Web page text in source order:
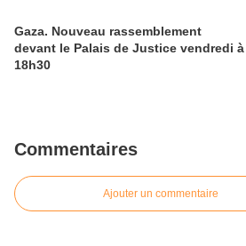
Gaza. Nouveau rassemblement
devant le Palais de Justice vendredi à
18h30
Commentaires
Ajouter un commentaire